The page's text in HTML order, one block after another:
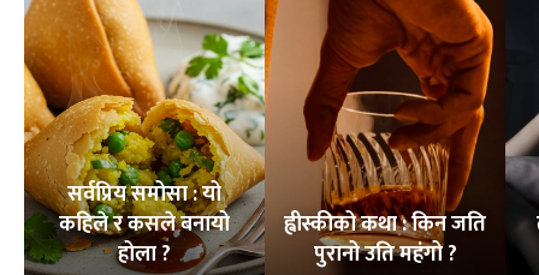
सर्वप्रिय समोसा : यो
कहिले र कसले बनायो
होला ?
ह्वीस्कीको कथा : किन जति
पुरानो उति महंगो ?